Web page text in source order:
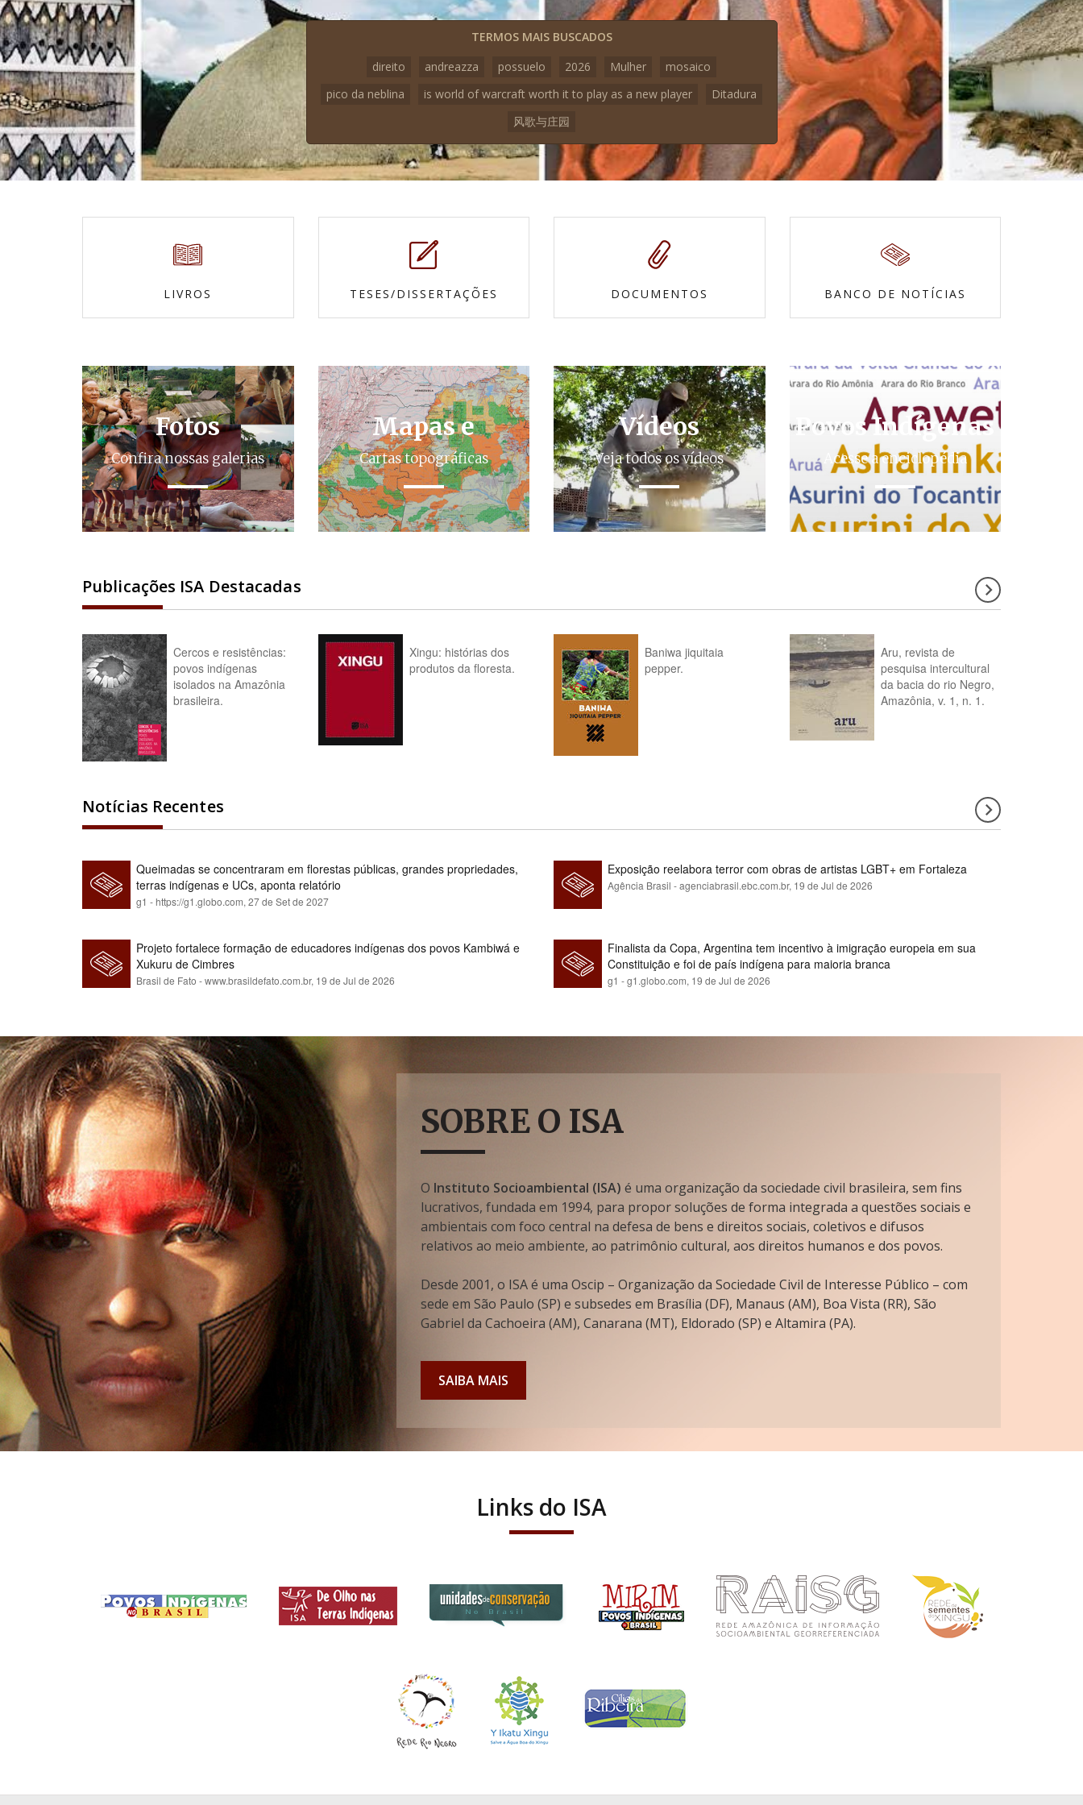
TERMOS MAIS BUSCADOS
direito
andreazza possuelo 2026 Mulher
mosaico
pico da neblina
is world of warcraft worth it to play as a new player
Ditadura
风歌与庄园
LIVROS TESES/DISSERTAÇÕES DOCUMENTOS BANCO DE NOTÍCIAS
Fotos
Confira nossas galerias
Mapas e
Cartas topográficas
Vídeos
Veja todos os vídeos
Povos Indígenas
Acesse a enciclopédia
Publicações ISA Destacadas
Cercos e resistências:
povos indígenas
isolados na Amazônia
brasileira.
Xingu: histórias dos
produtos da floresta.
Baniwa jiquitaia
pepper.
Aru, revista de
pesquisa intercultural
da bacia do rio Negro,
Amazônia, v. 1, n. 1.
Notícias Recentes
Queimadas se concentraram em florestas públicas, grandes propriedades,
terras indígenas e UCs, aponta relatório
g1 - https://g1.globo.com, 27 de Set de 2027
Exposição reelabora terror com obras de artistas LGBT+ em Fortaleza
Agência Brasil - agenciabrasil.ebc.com.br, 19 de Jul de 2026
Projeto fortalece formação de educadores indígenas dos povos Kambiwá e
Xukuru de Cimbres
Brasil de Fato - www.brasildefato.com.br, 19 de Jul de 2026
Finalista da Copa, Argentina tem incentivo à imigração europeia em sua
Constituição e foi de país indígena para maioria branca
g1 - g1.globo.com, 19 de Jul de 2026
SOBRE O ISA
O Instituto Socioambiental (ISA) é uma organização da sociedade civil brasileira, sem fins
lucrativos, fundada em 1994, para propor soluções de forma integrada a questões sociais e
ambientais com foco central na defesa de bens e direitos sociais, coletivos e difusos
relativos ao meio ambiente, ao patrimônio cultural, aos direitos humanos e dos povos.
Desde 2001, o ISA é uma Oscip – Organização da Sociedade Civil de Interesse Público – com
sede em São Paulo (SP) e subsedes em Brasília (DF), Manaus (AM), Boa Vista (RR), São
Gabriel da Cachoeira (AM), Canarana (MT), Eldorado (SP) e Altamira (PA).
SAIBA MAIS
Links do ISA